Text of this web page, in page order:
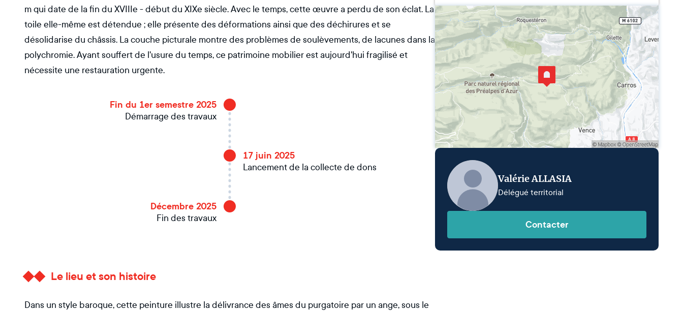
m qui date de la fin du XVIIIe - début du XIXe siècle. Avec le temps, cette œuvre a perdu de son éclat. La
toile elle-même est détendue ; elle présente des déformations ainsi que des déchirures et se
désolidarise du châssis. La couche picturale montre des problèmes de soulèvements, de lacunes dans la
polychromie. Ayant souffert de l'usure du temps, ce patrimoine mobilier est aujourd'hui fragilisé et
nécessite une restauration urgente.
Fin du 1er semestre 2025
Démarrage des travaux
17 juin 2025
Lancement de la collecte de dons
Décembre 2025
Fin des travaux
Le lieu et son histoire
Dans un style baroque, cette peinture illustre la délivrance des âmes du purgatoire par un ange, sous le
Valérie ALLASIA
Délégué territorial
Contacter